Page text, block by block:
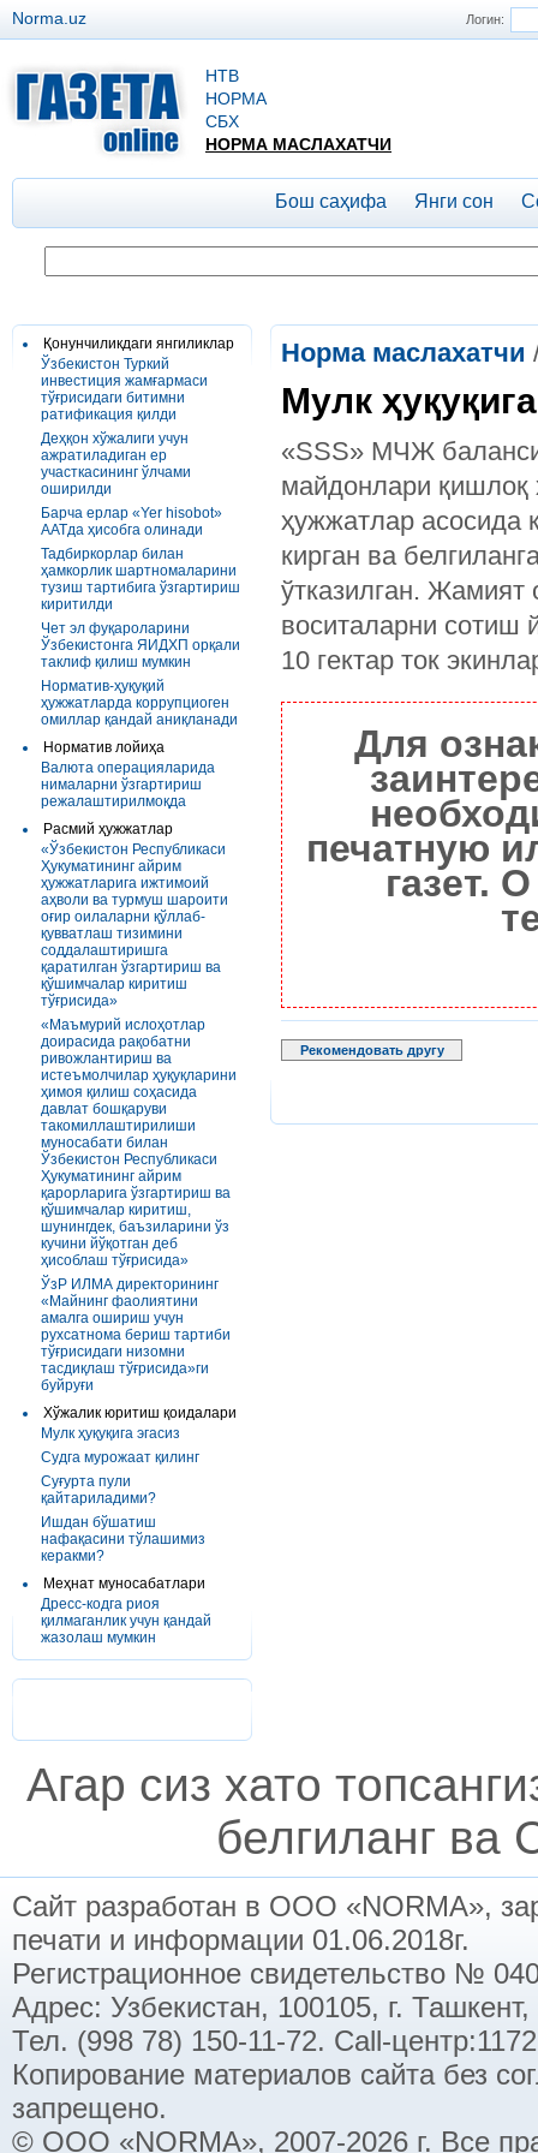
Логин:
Norma.uz
НТВ
НОРМА
СБХ
НОРМА МАСЛАХАТЧИ
Бош саҳифа Янги сон
Қонунчиликдаги янгиликлар
Ўзбекистон Туркий
инвестиция жамғармаси
тўғрисидаги битимни
ратификация қилди
Деҳқон хўжалиги учун
ажратиладиган ер
участкасининг ўлчами
оширилди
Барча ерлар «Yer hisobot»
AATда ҳисобга олинади
Тадбиркорлар билан
ҳамкорлик шартномаларини
тузиш тартибига ўзгартириш
киритилди
Чет эл фуқароларини
Ўзбекистонга ЯИДХП орқали
таклиф қилиш мумкин
Норматив-ҳуқуқий
ҳужжатларда коррупциоген
омиллар қандай аниқланади
Норматив лойиҳа
Валюта операцияларида
нималарни ўзгартириш
режалаштирилмоқда
Расмий ҳужжатлар
«Ўзбекистон Республикаси
Ҳукуматининг айрим
ҳужжатларига ижтимоий
аҳволи ва турмуш шароити
оғир оилаларни қўллаб-
қувватлаш тизимини
соддалаштиришга
қаратилган ўзгартириш ва
қўшимчалар киритиш
тўғрисида»
«Маъмурий ислоҳотлар
доирасида рақобатни
ривожлантириш ва
истеъмолчилар ҳуқуқларини
ҳимоя қилиш соҳасида
давлат бошқаруви
такомиллаштирилиши
муносабати билан
Ўзбекистон Республикаси
Ҳукуматининг айрим
қарорларига ўзгартириш ва
қўшимчалар киритиш,
шунингдек, баъзиларини ўз
кучини йўқотган деб
ҳисоблаш тўғрисида»
ЎзР ИЛМА директорининг
«Майнинг фаолиятини
амалга ошириш учун
рухсатнома бериш тартиби
тўғрисидаги низомни
тасдиқлаш тўғрисида»ги
буйруғи
Хўжалик юритиш қоидалари
Мулк ҳуқуқига эгасиз
Судга мурожаат қилинг
Суғурта пули
қайтариладими?
Ишдан бўшатиш
нафақасини тўлашимиз
керакми?
Меҳнат муносабатлари
Дресс-кодга риоя
қилмаганлик учун қандай
жазолаш мумкин
Норма маслахатчи
Мулк
«SSS» МЧЖ
майдонлари қишлоқ
ҳужжатлар асосида
кирган ва
ўтказилган.
воситаларни сотиш
10 гектар ток
Для
печатную
газет.
Рекомендовать другу
Агар сиз хато
белгиланг ва
Сайт разработан в ООО «NORMA»,
печати и информации 01.06.2018г.
Регистрационное свидетельство №
Адрес: Узбекистан, 100105, г.
Тел. (998 78) 150-11-72. Call-
Копирование материалов сайта без
запрещено.
© ООО «NORMA», 2007-2026 г. Все